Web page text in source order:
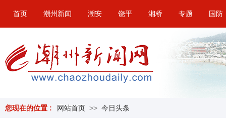
首页 潮州新闻 潮安 饶平 湘桥 专题 国防
您现在的位置 : 网站首页 >> 今日头条